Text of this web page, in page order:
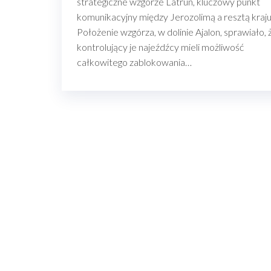
komunikacyjny między Jerozolimą a resztą
Położenie wzgórza, w dolinie Ajalon, sprawiało,
kontrolujący je najeźdźcy mieli możliwość
całkowitego zablokowania…